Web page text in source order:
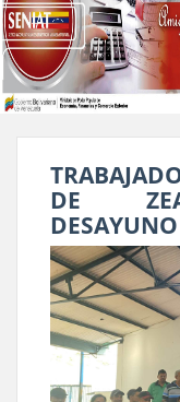
DE ZEA